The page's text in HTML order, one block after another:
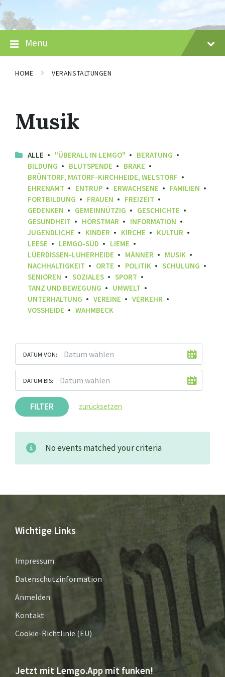
Skip
to
content
Skip
to
main
navigation
Skip
to
footer
Menu
HOME VERANSTALTUNGEN
Musik
ALLE "ÜBERALL IN LEMGO"
BERATUNG
BILDUNG
BLUTSPENDE
BRAKE
BRÜNTORF, MATORF-KIRCHHEIDE, WELSTORF
EHRENAMT
ENTRUP ERWACHSENE
FAMILIEN
FORTBILDUNG
FRAUEN
FREIZEIT
GEDENKEN
GEMEINNÜTZIG
GESCHICHTE
GESUNDHEIT
HÖRSTMAR
INFORMATION
JUGENDLICHE
KINDER KIRCHE
KULTUR
LEESE
LEMGO-SÜD
LIEME
LÜERDISSEN-LUHERHEIDE
MÄNNER
MUSIK
NACHHALTIGKEIT
ORTE POLITIK
SCHULUNG
SENIOREN
SOZIALES
SPORT
TANZ UND BEWEGUNG
UMWELT
UNTERHALTUNG
VEREINE
VERKEHR
VOSSHEIDE
WAHMBECK
DATUM VON:
DATUM BIS:
FILTER zurücksetzen
No events matched your criteria
Wichtige Links
Impressum
Datenschutzinformation
Anmelden
Kontakt
Cookie-Richtlinie (EU)
Jetzt mit Lemgo.App mit funken!